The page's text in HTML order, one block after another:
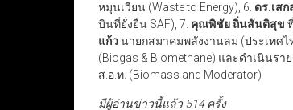
หมุนเวียน (Waste to Energy), 6. ดร.เส
บินที่ยั่งยืน SAF), 7. คุณพิชัย ถิ่นสันติสุข
แก้ว นายกสมาคมพลังงานลม (ประเทศไ
(Biogas & Biomethane) และดำเนินรา
ส.อ.ท. (Biomass and Moderator)
มีผู้อ่านข่าวนี้แล้ว 514 ครั้ง